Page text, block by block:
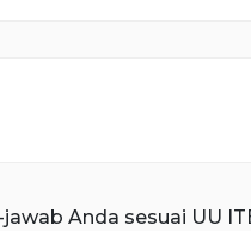
Anda sesuai UU